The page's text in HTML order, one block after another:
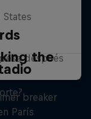
States
después
the
breaker
París